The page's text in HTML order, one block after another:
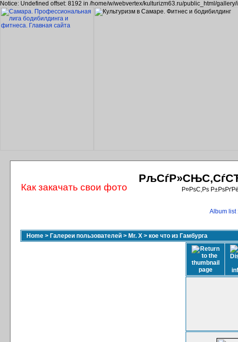
Notice: Undefined offset: 8192 in /home/w/webvertex/kulturizm63.ru/public_html/
Р¤РѕС‚Рѕ
Album list
Home > Галереи пользователей > Mr. X > кое что из Гамбурга
Как закачать свои фото